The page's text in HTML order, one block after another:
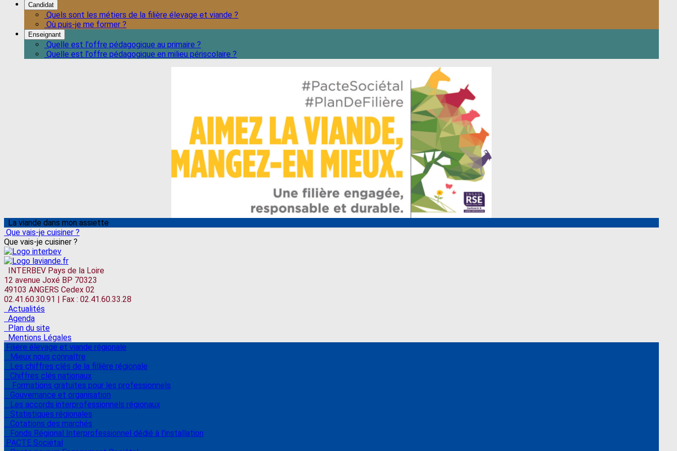
Candidat
Quels sont les métiers de la filière élevage et viande ?
Où puis-je me former ?
Enseignant
Quelle est l'offre pédagogique au primaire ?
Quelle est l'offre pédagogique en milieu périscolaire ?
La viande dans mon assiette
Que vais-je cuisiner ?
Que vais-je cuisiner ?
INTERBEV Pays de la Loire
12 avenue Joxé BP 70323
49103 ANGERS Cedex 02
02.41.60.30.91 | Fax : 02.41.60.33.28
Actualités
Agenda
Plan du site
Mentions Légales
Filière élevage et viande régionale
Mieux nous connaître
Les chiffres clés de la fillière régionale
Chiffres clés nationaux
Formations gratuites pour les professionnels
Gouvernance et organisation
Les accords interprofessionnels régionaux
Statistiques régionales
Cotations des marchés
Fonds Régional Interprofessionnel dédié à l'installation
PACTE Sociétal